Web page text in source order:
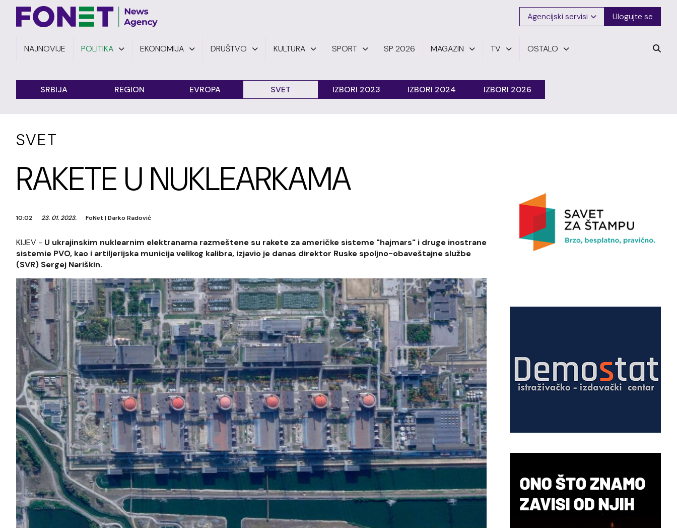
Agencijski servisi Ulogujte se
NAJNOVIJE POLITIKA EKONOMIJA DRUŠTVO KULTURA SPORT SP 2026 MAGAZIN TV OSTALO
SRBIJA REGION EVROPA SVET IZBORI 2023 IZBORI 2024 IZBORI 2026
SVET
RAKETE U NUKLEARKAMA
10:02 23. 01. 2023. FoNet |Darko Radović
KIJEV - U ukrajinskim nuklearnim elektranama razmeštene su rakete za američke sisteme "hajmars" i druge inostrane
sistemie PVO, kao i artiljerijska municija velikog kalibra, izjavio je danas direktor Ruske spoljno-obaveštajne službe
(SVR) Sergej Nariškin.